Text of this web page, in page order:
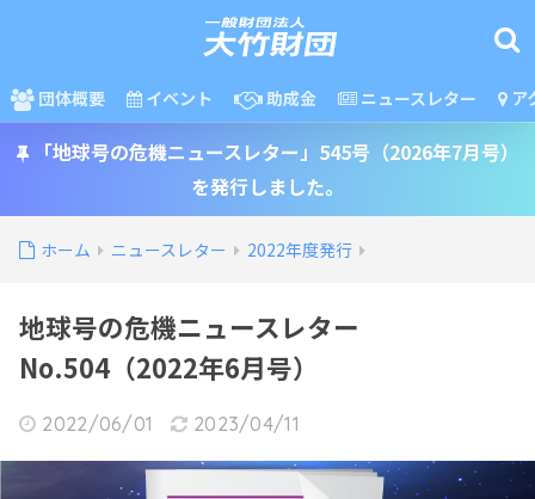
団体概要 イベント 助成金 ニュースレター ア
「地球号の危機ニュースレター」545号（2026年7月号）
を発行しました。
ホーム ニュースレター 2022年度発行
地球号の危機ニュースレター
No.504（2022年6月号）
2022/06/01 2023/04/11